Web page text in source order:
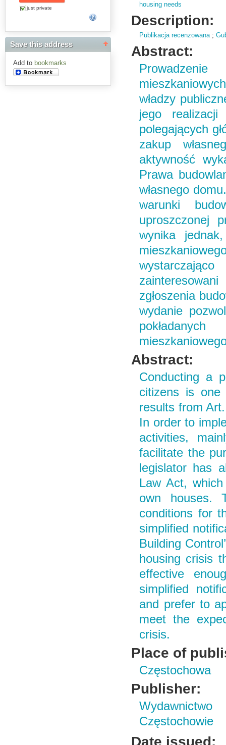
just private
Save this address
Add to bookmarks
housing needs
Description:
Publikacja recenzowana;
Abstract:
władzy
jego realizacji
polegających
zakup
aktywność
Prawa
własnego
warunki
uproszczonej
wynika
zgłoszenia
wydanie
Abstract:
Conducting a
citizens is
results from
In order to
activities,
facilitate the
legislator has
Law Act,
own houses.
conditions for
simplified
Building
housing crisis
effective
simplified
and prefer to
meet the
crisis.
Place of
Częstochowa
Publisher:
Częstochowie
Date issued: